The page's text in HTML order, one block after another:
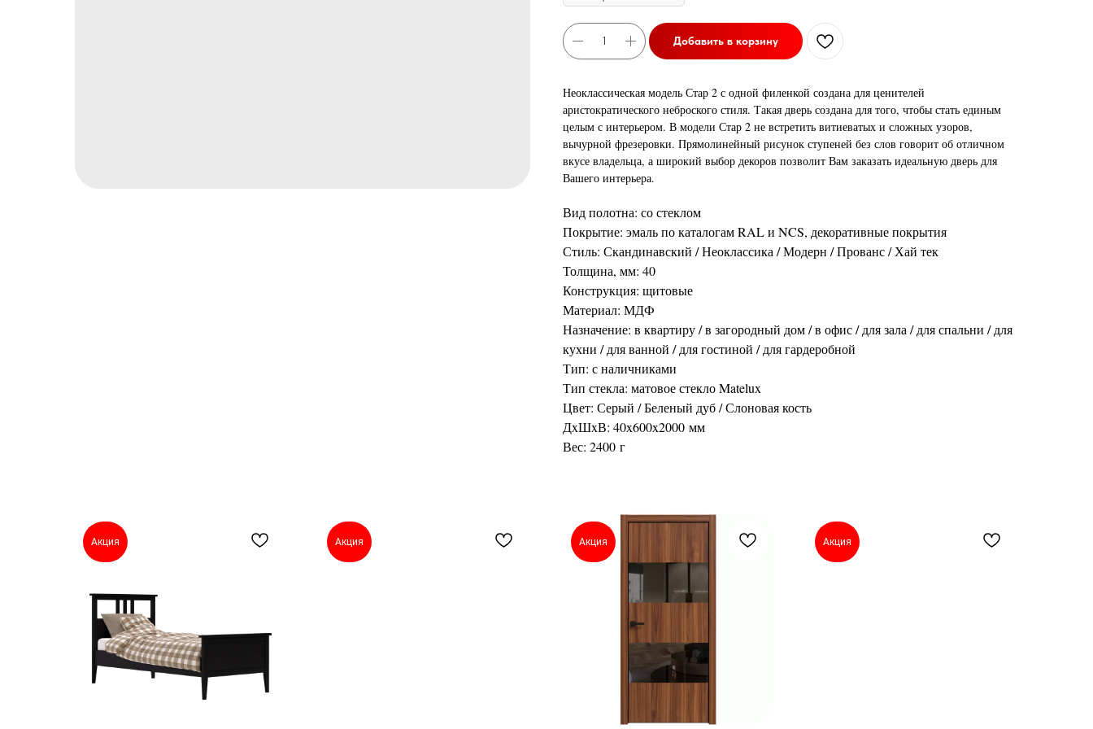
Добавить в корзину
Неоклассическая модель Стар 2 с одной филенкой создана для ценителей
аристократического неброского стиля. Такая дверь создана для того, чтобы стать единым
целым с интерьером. В модели Стар 2 не встретить витиеватых и сложных узоров,
вычурной фрезеровки. Прямолинейный рисунок ступеней без слов говорит об отличном
вкусе владельца, а широкий выбор декоров позволит Вам заказать идеальную дверь для
Вашего интерьера.
Вид полотна: со стеклом
Покрытие: эмаль по каталогам RAL и NCS, декоративные покрытия
Стиль: Скандинавский / Неоклассика / Модерн / Прованс / Хай тек
Толщина, мм: 40
Конструкция: щитовые
Материал: МДФ
Назначение: в квартиру / в загородный дом / в офис / для зала / для спальни / для
кухни / для ванной / для гостиной / для гардеробной
Тип: с наличниками
Тип стекла: матовое стекло Matelux
Цвет: Серый / Беленый дуб / Слоновая кость
ДxШxВ: 40x600x2000 мм
Вес: 2400 г
Акция Акция Акция Акция